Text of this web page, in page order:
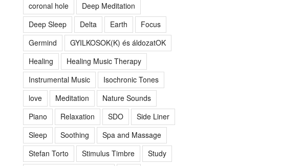
coronal hole
Deep Meditation
Deep Sleep
Delta Earth
Focus
Germind
GYILKOSOK(K) és áldozatOK
Healing
Healing Music Therapy
Instrumental Music
Isochronic Tones
love
Meditation
Nature Sounds
Piano
Relaxation SDO
Side Liner
Sleep
Soothing
Spa and Massage
Stefan Torto
Stimulus Timbre
Study